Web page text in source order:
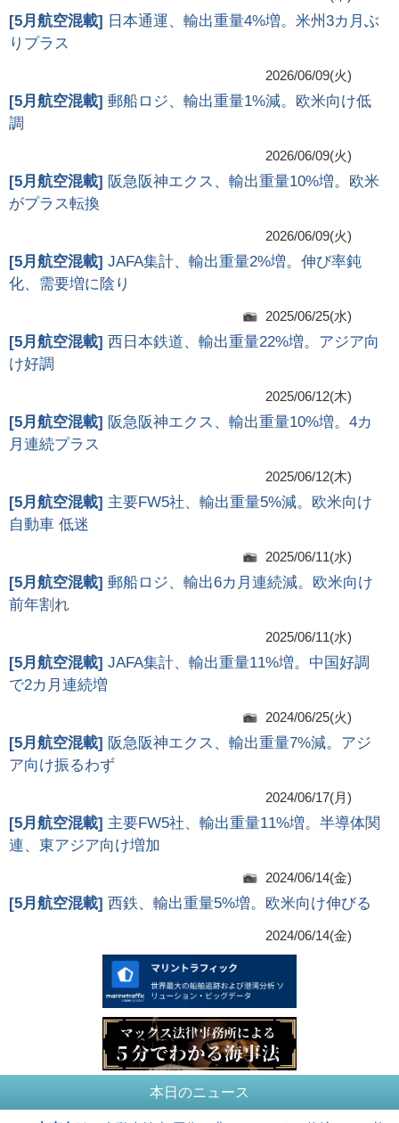
[5月航空混載] 日本通運、輸出重量4%増。米州3カ月ぶ
りプラス
2026/06/09(火)
[5月航空混載] 郵船ロジ、輸出重量1%減。欧米向け低
調
2026/06/09(火)
[5月航空混載] 阪急阪神エクス、輸出重量10%増。欧米
がプラス転換
2026/06/09(火)
[5月航空混載] JAFA集計、輸出重量2%増。伸び率鈍
化、需要増に陰り
2025/06/25(水)
[5月航空混載] 西日本鉄道、輸出重量22%増。アジア向
け好調
2025/06/12(木)
[5月航空混載] 阪急阪神エクス、輸出重量10%増。4カ
月連続プラス
2025/06/12(木)
[5月航空混載] 主要FW5社、輸出重量5%減。欧米向け
自動車 低迷
2025/06/11(水)
[5月航空混載] 郵船ロジ、輸出6カ月連続減。欧米向け
前年割れ
2025/06/11(水)
[5月航空混載] JAFA集計、輸出重量11%増。中国好調
で2カ月連続増
2024/06/25(火)
[5月航空混載] 阪急阪神エクス、輸出重量7%減。アジ
ア向け振るわず
2024/06/17(月)
[5月航空混載] 主要FW5社、輸出重量11%増。半導体関
連、東アジア向け増加
2024/06/14(金)
[5月航空混載] 西鉄、輸出重量5%増。欧米向け伸びる
2024/06/14(金)
本日のニュース